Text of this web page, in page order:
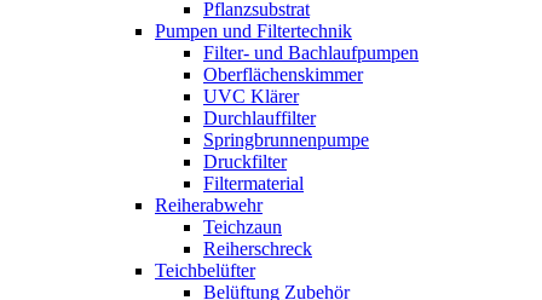
Pflanzsubstrat
Pumpen und Filtertechnik
Filter- und Bachlaufpumpen
Oberflächenskimmer
UVC Klärer
Durchlauffilter
Springbrunnenpumpe
Druckfilter
Filtermaterial
Reiherabwehr
Teichzaun
Reiherschreck
Teichbelüfter
Belüftung Zubehör